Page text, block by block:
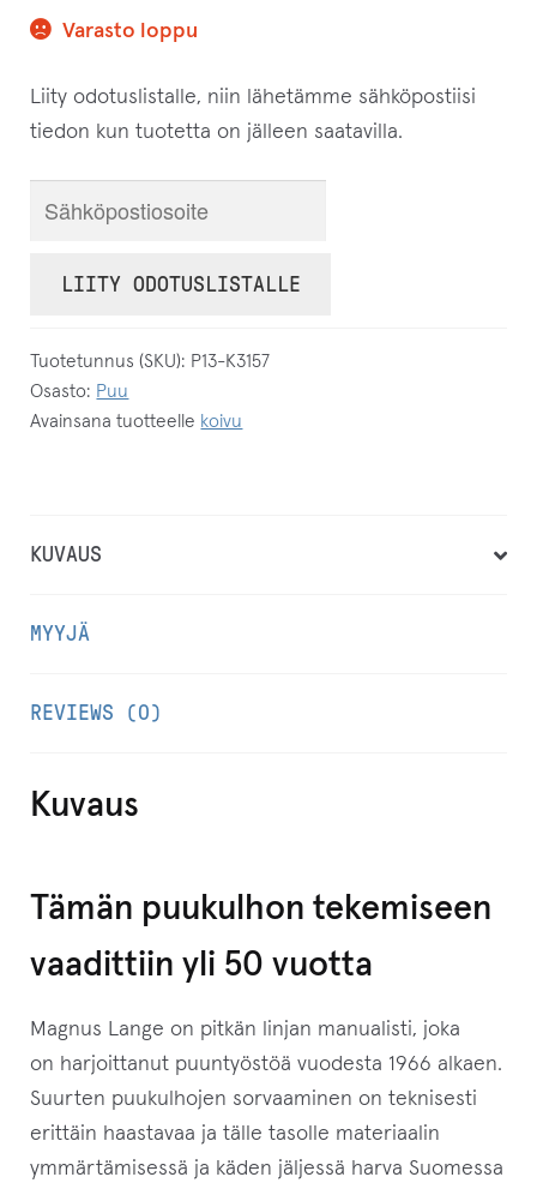
Varasto loppu
Liity odotuslistalle, niin lähetämme sähköpostiisi
tiedon kun tuotetta on jälleen saatavilla.
s
ä
p
t
o
o
i
t
e
e
i
l
i
i
t
LIITY ODOTUSLISTALLE
Tuotetunnus (SKU): P13-K3157
Osasto: Puu
Avainsana tuotteelle koivu
KUVAUS
MYYJÄ
REVIEWS (0)
Kuvaus
Tämän puukulhon tekemiseen
vaadittiin yli 50 vuotta
Magnus Lange on pitkän linjan manualisti, joka
on harjoittanut puuntyöstöä vuodesta 1966 alkaen.
Suurten puukulhojen sorvaaminen on teknisesti
erittäin haastavaa ja tälle tasolle materiaalin
ymmärtämisessä ja käden jäljessä harva Suomessa